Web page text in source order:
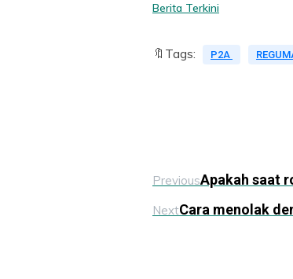
Berita Terkini
🔖Tags: P2A
PreviousApakah saat
NextCara menolak